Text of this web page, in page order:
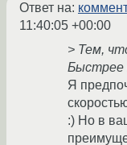
Ответ на:
11:40:05 +00:00
> Тем,
Быстрее
Я
:) Но в